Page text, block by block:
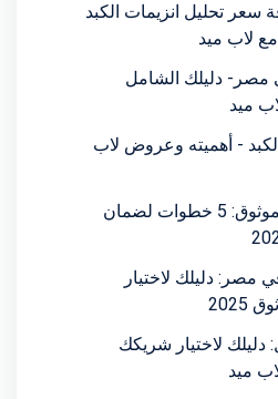
سعر تحليل انزيمات الكبد
لاب ميد
مصر- دليلك الشامل
ميد
- أهميته وعروض لاب
أقرب معمل تحاليل موثوق: 5 خطوات لضمان
مصر: دليلك لاختيار
دليلك لاختيار شريكك